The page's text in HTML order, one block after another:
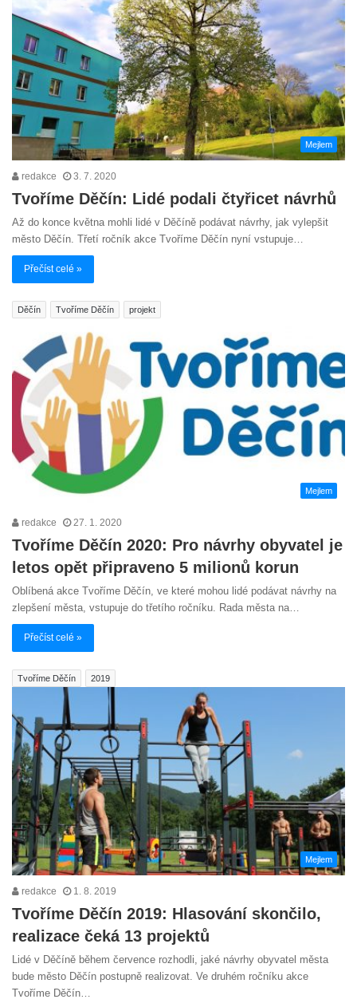
Mejlem
redakce 3. 7. 2020
Tvoříme Děčín: Lidé podali čtyřicet návrhů
Až do konce května mohli lidé v Děčíně podávat návrhy, jak vylepšit
město Děčín. Třetí ročník akce Tvoříme Děčín nyní vstupuje…
Přečíst celé »
Děčín Tvoříme Děčín projekt
Mejlem
redakce 27. 1. 2020
Tvoříme Děčín 2020: Pro návrhy obyvatel je
letos opět připraveno 5 milionů korun
Oblíbená akce Tvoříme Děčín, ve které mohou lidé podávat návrhy na
zlepšení města, vstupuje do třetího ročníku. Rada města na…
Přečíst celé »
Tvoříme Děčín 2019
Mejlem
redakce 1. 8. 2019
Tvoříme Děčín 2019: Hlasování skončilo,
realizace čeká 13 projektů
Lidé v Děčíně během července rozhodli, jaké návrhy obyvatel města
bude město Děčín postupně realizovat. Ve druhém ročníku akce
Tvoříme Děčín…